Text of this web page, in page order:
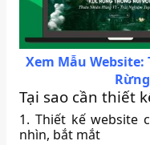
Xem Mẫu
Tại sao cần thiết
1. Thiết kế website
nhìn, bắt mắt